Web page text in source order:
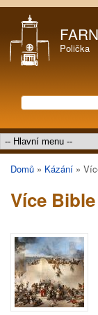
Polička
Hledat
Hlavní menu
Jste zde
Domů » Kázání »
Více